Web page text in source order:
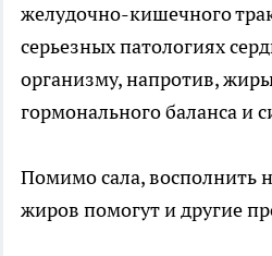
желудочно-кишечного
серьезных патологиях
организму, напротив,
гормонального баланса и
Помимо сала, восполнить
жиров помогут и другие